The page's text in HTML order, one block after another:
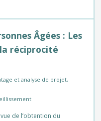
Âgées : Les
réciprocité
et analyse de projet,
de l’obtention du